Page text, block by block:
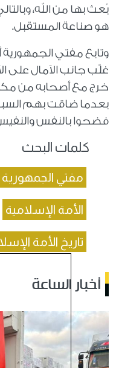
بُعث بها من الله،
هو صناعة المستقبل.
وتابع مفتي الجمهورية
غلّب جانب الآمال على
خرج مع أصحابه من
بعدما ضاقت بهم
فضحوا بالنفس
كلمات البحث
مفتي الجمهورية
الأمة الإسلامية
تاريخ الأمة
أخبار الساعة